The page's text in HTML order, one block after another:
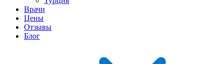
Врачи
Цены
Отзывы
Блог